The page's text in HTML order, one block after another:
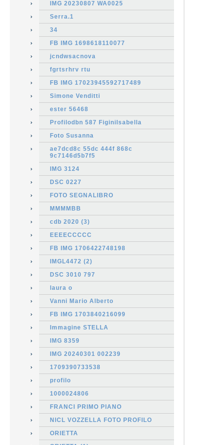
IMG 20230807 WA0025
Serra.1
34
FB IMG 1698618110077
jcndwsacnova
fgrtsrhrv rtu
FB IMG 17023945592717489
Simone Venditti
ester 56468
Profilodbn 587 FiginiIsabella
Foto Susanna
ae7dcd8c 55dc 444f 868c
9c7146d5b7f5
IMG 3124
DSC 0227
FOTO SEGNALIBRO
MMMMBB
cdb 2020 (3)
EEEECCCCC
FB IMG 1706422748198
IMGL4472 (2)
DSC 3010 797
laura o
Vanni Mario Alberto
FB IMG 1703840216099
Immagine STELLA
IMG 8359
IMG 20240301 002239
1709390733538
profilo
1000024806
FRANCI PRIMO PIANO
NICL VOZZELLA FOTO PROFILO
ORIETTA